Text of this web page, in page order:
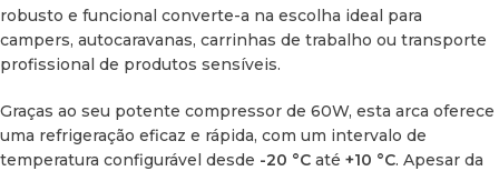
488 × 384 × 687 mm
Peso líquido: 15 kg
0,245 kWh a cada 24 horas
Potência do compressor:60 W
robusto e funcional converte-a na escolha ideal para
campers, autocaravanas, carrinhas de trabalho ou transporte
profissional de produtos sensíveis.
Graças ao seu potente compressor de 60W, esta arca oferece
uma refrigeração eficaz e rápida, com um intervalo de
temperatura configurável desde -20 °C até +10 °C. Apesar da